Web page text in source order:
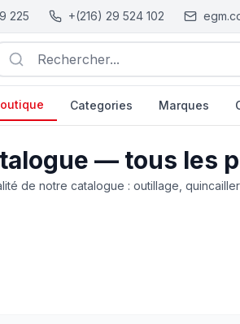
225 +(216) 29 524 102
Rechercher...
Categories Marques
— tous les
de notre catalogue : outillage,